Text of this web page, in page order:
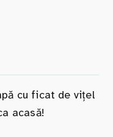
cu ficat de vițel
acasă!